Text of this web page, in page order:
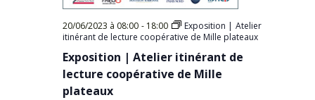
20/06/2023 à 08:00 - 18:00
Exposition | Atelier
itinérant de lecture coopérative de Mille plateaux
Exposition | Atelier itinérant de
lecture coopérative de Mille
plateaux